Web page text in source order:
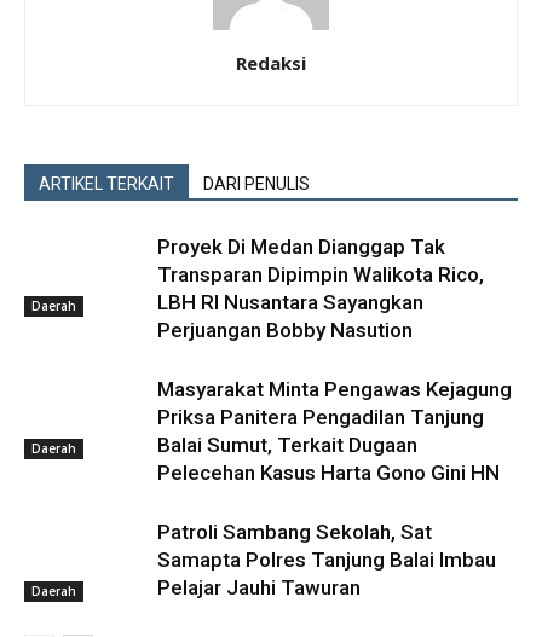
Redaksi
ARTIKEL TERKAIT DARI PENULIS
Daerah
Proyek Di Medan Dianggap Tak
Transparan Dipimpin Walikota Rico,
LBH RI Nusantara Sayangkan
Perjuangan Bobby Nasution
Daerah
Masyarakat Minta Pengawas Kejagung
Priksa Panitera Pengadilan Tanjung
Balai Sumut, Terkait Dugaan
Pelecehan Kasus Harta Gono Gini HN
Daerah
Patroli Sambang Sekolah, Sat
Samapta Polres Tanjung Balai Imbau
Pelajar Jauhi Tawuran